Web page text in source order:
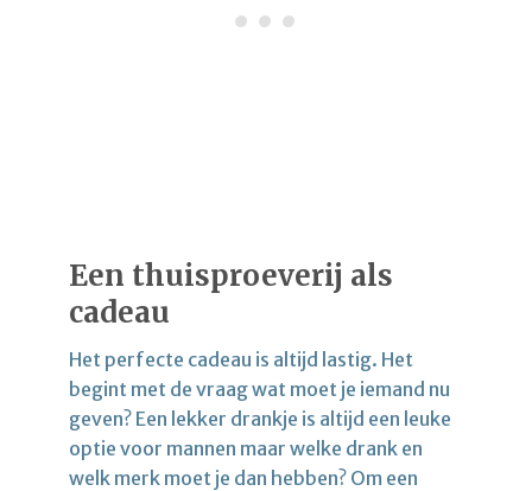
Een thuisproeverij als
cadeau
Het perfecte cadeau is altijd lastig. Het
begint met de vraag wat moet je iemand nu
geven? Een lekker drankje is altijd een leuke
optie voor mannen maar welke drank en
welk merk moet je dan hebben? Om een